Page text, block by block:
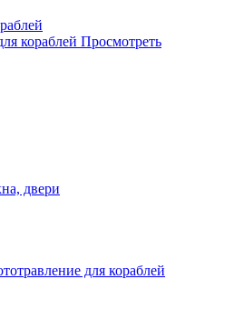
кораблей Просмотреть
двери
для кораблей